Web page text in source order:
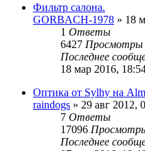
Фильтр салона.
GORBACH-1978 » 18
1 Ответы
6427 Просмотры
Последнее
18 мар 2016,
Оптика от Sylhy на
raindogs » 29 авг 2012,
7 Ответы
17096
Последнее